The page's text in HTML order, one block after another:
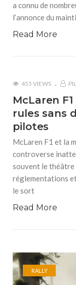
a connu de
l’annonce du
Read More
455 VIEWS
McLaren
rules sans
pilotes
McLaren F1 et la
controverse
souvent le théâtre
réglementations
le sort
Read More
RALLY